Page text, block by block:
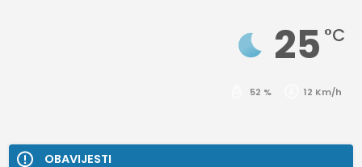
25 °C
52 % 12 Km/h
OBAVIJESTI